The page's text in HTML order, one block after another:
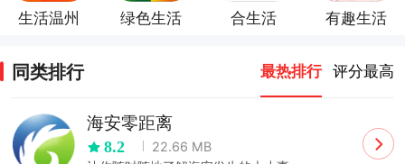
生活温州 绿色生活 合生活 有趣生活
同类排行 最热排行 评分最高
海安零距离
8.2
22.66 MB